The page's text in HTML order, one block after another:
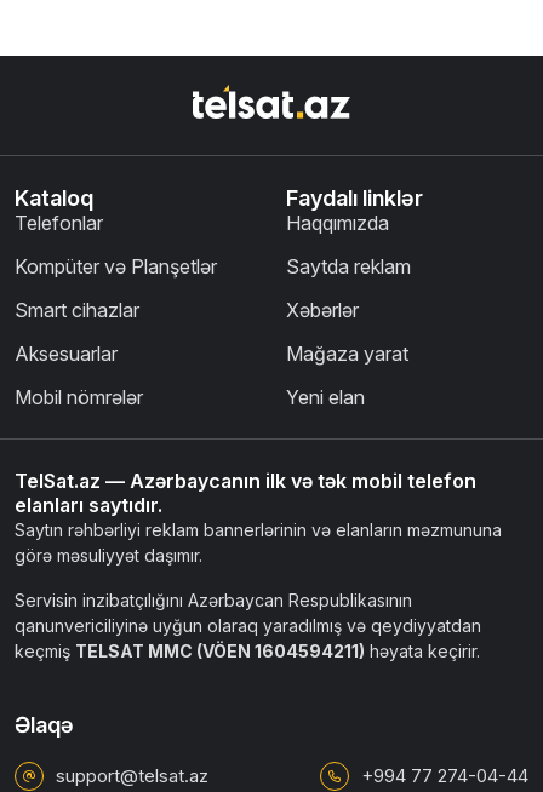
Kataloq
Telefonlar
Kompüter və Planşetlər
Smart cihazlar
Aksesuarlar
Mobil nömrələr
Faydalı linklər
Haqqımızda
Saytda reklam
Xəbərlər
Mağaza yarat
Yeni elan
TelSat.az — Azərbaycanın ilk və tək mobil telefon
elanları saytıdır.
Saytın rəhbərliyi reklam bannerlərinin və elanların məzmununa
görə məsuliyyət daşımır.
Servisin inzibatçılığını Azərbaycan Respublikasının
qanunvericiliyinə uyğun olaraq yaradılmış və qeydiyyatdan
keçmiş TELSAT MMC (VÖEN 1604594211) həyata keçirir.
Əlaqə
support@telsat.az +994 77 274-04-44